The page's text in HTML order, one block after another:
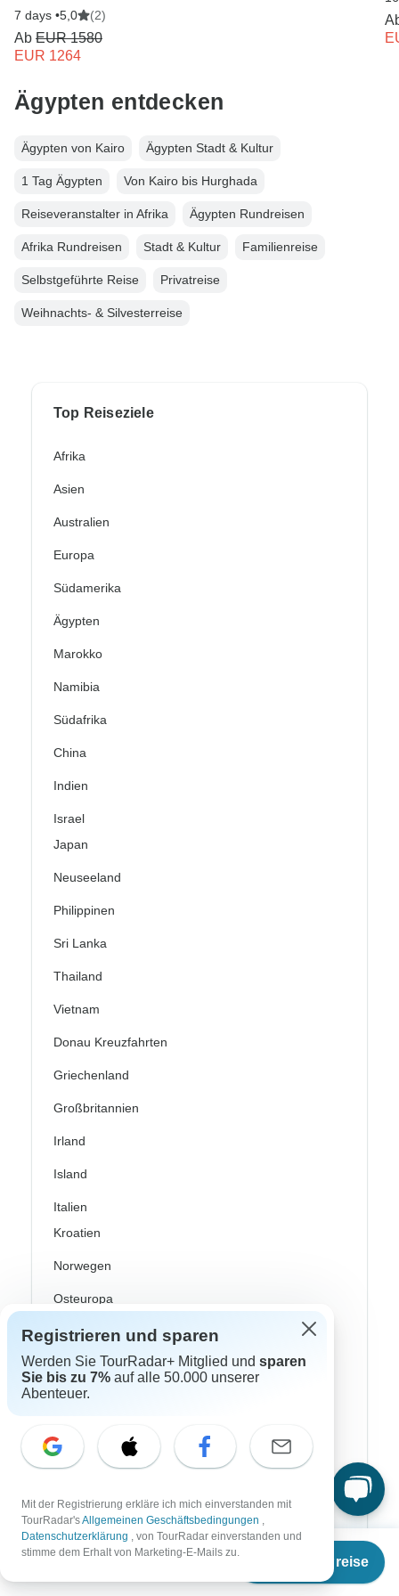
Ab€87
Termine & Preise
7 days •5,0 (2)
Ab EUR 1580
EUR 1264
Ägypten entdecken
Ägypten von Kairo Ägypten Stadt & Kultur
1 Tag Ägypten Von Kairo bis Hurghada
Reiseveranstalter in Afrika Ägypten Rundreisen
Afrika Rundreisen Stadt & Kultur Familienreise
Selbstgeführte Reise Privatreise
Weihnachts- & Silvesterreise
Top Reiseziele
Afrika
Asien
Australien
Europa
Südamerika
Ägypten
Marokko
Namibia
Südafrika
China
Indien
Israel
Japan
Neuseeland
Philippinen
Sri Lanka
Thailand
Vietnam
Donau Kreuzfahrten
Griechenland
Großbritannien
Irland
Island
Italien
Kroatien
Norwegen
Osteuropa
Portugal
Schottland
Schweden
Spanien
Türkei
Costa Rica
Registrieren und sparen
Werden Sie TourRadar+ Mitglied und sparen
Sie bis zu 7% auf alle 50.000 unserer
Abenteuer.
Mit der Registrierung erkläre ich mich einverstanden mit
TourRadar'sAllgemeinen Geschäftsbedingungen ,
Datenschutzerklärung , von TourRadar einverstanden und
stimme dem Erhalt von Marketing-E-Mails zu.